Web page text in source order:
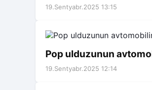
19.Sentyabr.2025 13:15
Pop ulduzunun
19.Sentyabr.2025 12:14